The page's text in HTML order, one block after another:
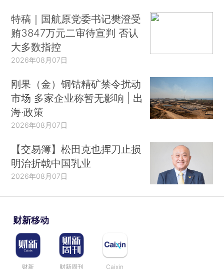
特稿｜国航原党委书记樊澄受
贿3847万元二审待宣判 否认
大多数指控
2026年08月07日
刚果（金）铜钴精矿禁令扰动
市场 多家企业称暂无影响 | 出
海·政策
2026年08月07日
【交易簿】松田克也挥刀止损
明治折戟中国乳业
2026年08月07日
财新移动
财新 财新周刊 Caixin